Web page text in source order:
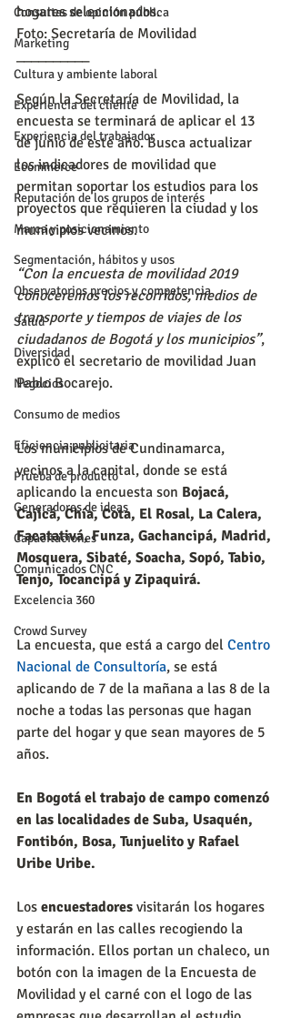
Consultas de opinión pública
Marketing
Cultura y ambiente laboral
Experiencia del cliente
Experiencia del trabajador
Ecommerce
Reputación de los grupos de interés
Marca y posicionamiento
Segmentación, hábitos y usos
Observatorios precios y competencia
Salud
Diversidad
Negocios
Consumo de medios
Eficiencia publicitaria
Prueba de producto
Generadores de ideas
Capacitaciones
Comunicados CNC
Excelencia 360
Crowd Survey
hogares seleccionados.
Foto: Secretaría de Movilidad
__________
Según la Secretaría de Movilidad, la
encuesta se terminará de aplicar el 13
de junio de este año. Busca actualizar
los indicadores de movilidad que
permitan soportar los estudios para los
proyectos que requieren la ciudad y los
municipios vecinos.
“Con la encuesta de movilidad 2019
conoceremos los recorridos, medios de
transporte y tiempos de viajes de los
ciudadanos de Bogotá y los municipios”,
explicó el secretario de movilidad Juan
Pablo Bocarejo.
Los municipios de Cundinamarca,
vecinos a la capital, donde se está
aplicando la encuesta son Bojacá,
Cajicá, Chía, Cota, El Rosal, La Calera,
Facatativá, Funza, Gachancipá, Madrid,
Mosquera, Sibaté, Soacha, Sopó, Tabio,
Tenjo, Tocancipá y Zipaquirá.
La encuesta, que está a cargo del Centro
Nacional de Consultoría, se está
aplicando de 7 de la mañana a las 8 de la
noche a todas las personas que hagan
parte del hogar y que sean mayores de 5
años.
En Bogotá el trabajo de campo comenzó
en las localidades de Suba, Usaquén,
Fontibón, Bosa, Tunjuelito y Rafael
Uribe Uribe.
Los encuestadores visitarán los hogares
y estarán en las calles recogiendo la
información. Ellos portan un chaleco, un
botón con la imagen de la Encuesta de
Movilidad y el carné con el logo de las